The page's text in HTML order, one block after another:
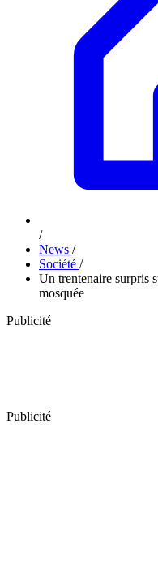
/
News /
Société /
Un trentenaire surpris
mosquée
Publicité
Publicité